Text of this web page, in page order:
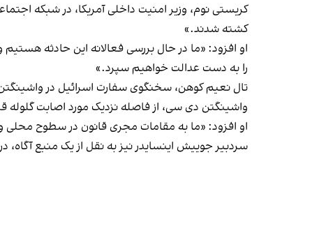
کریستی نوم، وزیر امنیت داخلی آمریکا، در شبکه
کشته شدند.»
او افزود: «ما در حال بررسی فعالانه این حادثه
را به دست عدالت خواهیم سپرد.»
تال نعیم کوهن، سخنگوی سفارت اسرائیل در
واشینگتن دی سی، از فاصله نزدیک مورد اصابت گلوله
او افزود: «ما به مقامات مجری قانون در سطوح محلی و
سردبیر جوییش اینسایدر نیز به نقل از یک منبع آگاه،